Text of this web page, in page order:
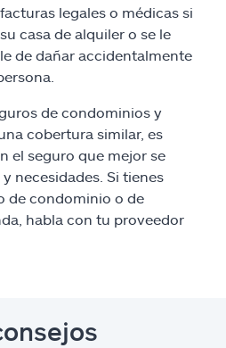
legales o médicas si
casa de alquiler o se le
de dañar accidentalmente
de condominios y
cobertura similar, es
el seguro que mejor se
necesidades. Si tienes
de condominio o de
habla con tu proveedor